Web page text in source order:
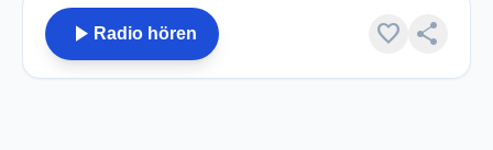
play_arrow Radio hören favorite share